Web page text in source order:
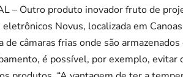
– Outro produto inovador fruto de
Novus, localizada em
de câmaras frias onde são
é possível, por exemplo,